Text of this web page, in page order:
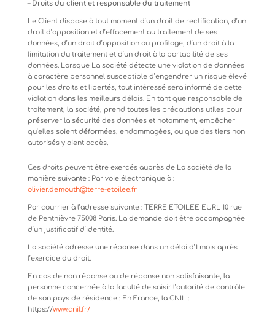
– Droits du client et responsable du traitement
Le Client dispose à tout moment d’un droit de rectification, d’un
droit d’opposition et d’effacement au traitement de ses
données, d’un droit d’opposition au profilage, d’un droit à la
limitation du traitement et d’un droit à la portabilité de ses
données. Lorsque La société détecte une violation de données
à caractère personnel susceptible d’engendrer un risque élevé
pour les droits et libertés, tout intéressé sera informé de cette
violation dans les meilleurs délais. En tant que responsable de
traitement, la société, prend toutes les précautions utiles pour
préserver la sécurité des données et notamment, empêcher
qu’elles soient déformées, endommagées, ou que des tiers non
autorisés y aient accès.
Ces droits peuvent être exercés auprès de La société de la
manière suivante : Par voie électronique à :
olivier.demouth@terre-etoilee.fr
Par courrier à l’adresse suivante : TERRE ETOILEE EURL 10 rue
de Penthièvre 75008 Paris. La demande doit être accompagnée
d’un justificatif d’identité.
La société adresse une réponse dans un délai d’1 mois après
l’exercice du droit.
En cas de non réponse ou de réponse non satisfaisante, la
personne concernée à la faculté de saisir l’autorité de contrôle
de son pays de résidence : En France, la CNIL :
https://www.cnil.fr/